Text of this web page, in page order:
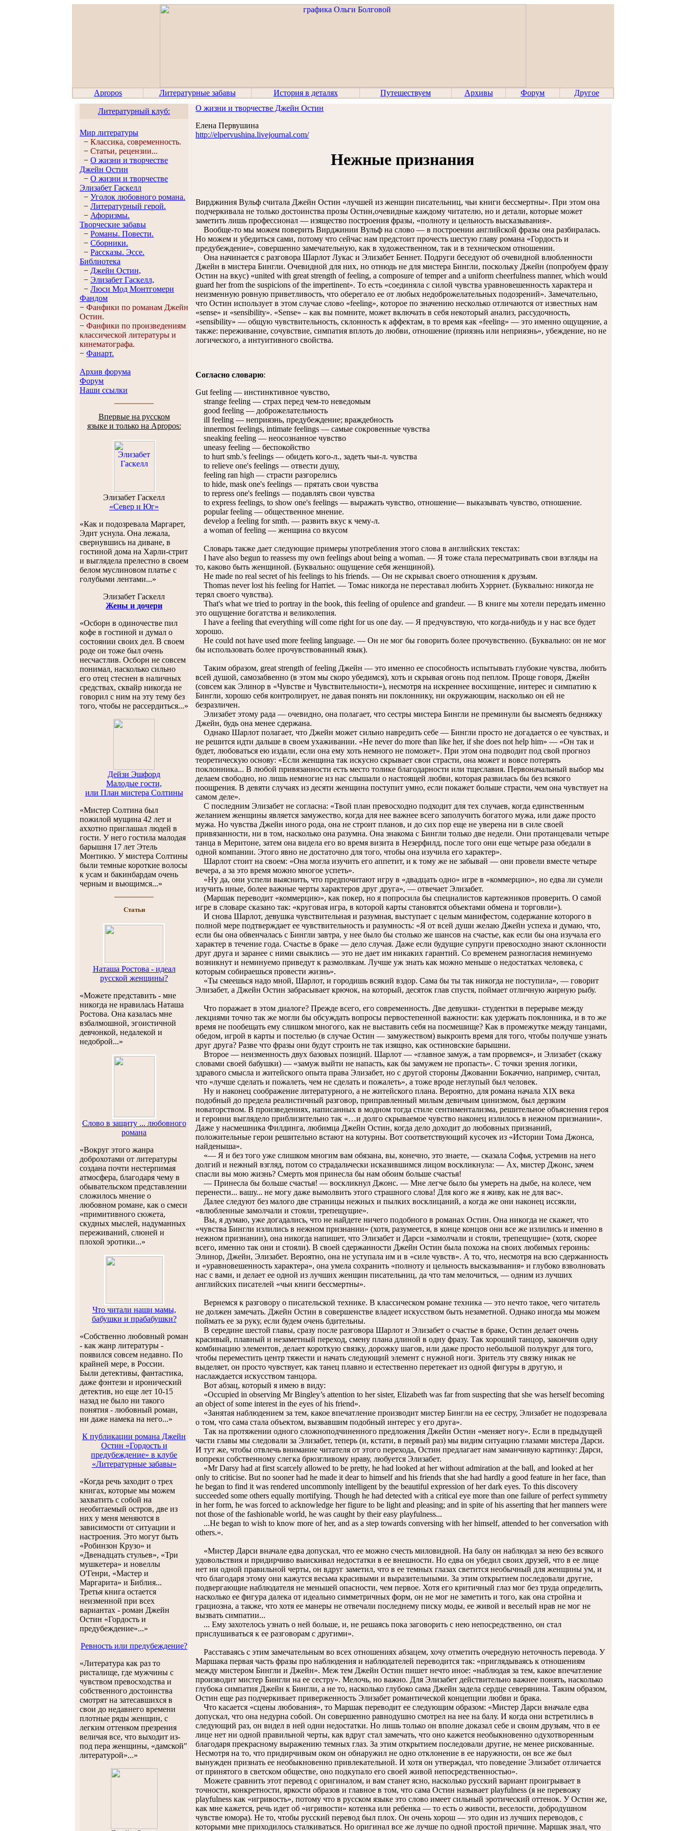
Apropos Литературные забавы История в деталях Путешествуем Архивы Форум Другое
Литературный клуб:
Мир литературы
− Классика, современность.
− Статьи, рецензии...
− О жизни и творчестве
Джейн Остин
− О жизни и творчестве
Элизабет Гaскелл
− Уголок любовного романа.
− Литературный герой.
− Афоризмы.
Творческие забавы
− Романы. Повести.
− Сборники.
− Рассказы. Эссe.
Библиотека
− Джейн Остин,
− Элизабет Гaскелл,
− Люси Мод Монтгомери
Фандом
− Фанфики по романам Джейн
Остин.
− Фанфики по произведениям
классической литературы и
кинематографа.
− Фанарт.
Архив форума
Форум
Наши ссылки
Впервые на русском
языке и только на Apropos:
Элизабет Гаскелл
«Север и Юг»
«Как и подозревала Маргарет,
Эдит уснула. Она лежала,
свернувшись на диване, в
гостиной дома на Харли-стрит
и выглядела прелестно в своем
белом муслиновом платье с
голубыми лентами...»
Элизабет Гаскелл
Жены и дочери
«Осборн в одиночестве пил
кофе в гостиной и думал о
состоянии своих дел. В своем
роде он тоже был очень
несчастлив. Осборн не совсем
понимал, насколько сильно
его отец стеснен в наличных
средствах, сквайр никогда не
говорил с ним на эту тему без
того, чтобы не рассердиться...»
Дейзи Эшфорд
Малодые гости,
или План мистера Солтины
«Мистер Солтина был
пожилой мущина 42 лет и
аххотно приглашал людей в
гости. У него гостила малодая
барышня 17 лет Этель
Монтикю. У мистера Солтины
были темные короткие волосы
к усам и бакинбардам очень
черным и вьющимся...»
Cтатьи
Наташа Ростова - идеал
русской женщины?
«Можете представить - мне
никогда не нравилась Наташа
Ростова. Она казалась мне
взбалмошной, эгоистичной
девчонкой, недалекой и
недоброй...»
Слово в защиту ... любовного
романа
«Вокруг этого жанра
доброхотами от литературы
создана почти нестерпимая
атмосфера, благодаря чему в
обывательском представлении
сложилось мнение о
любовном романе, как о смеси
«примитивного сюжета,
скудных мыслей, надуманных
переживаний, слюней и
плохой эротики...»
Что читали наши мамы,
бабушки и прабабушки?
«Собственно любовный роман
- как жанр литературы -
появился совсем недавно. По
крайней мере, в России.
Были детективы, фантастика,
даже фэнтези и иронический
детектив, но еще лет 10-15
назад не было ни такого
понятия - любовный роман,
ни даже намека на него...»
К публикации романа Джейн
Остин «Гордость и
предубеждение» в клубе
«Литературные забавы»
«Когда речь заходит о трех
книгах, которые мы можем
захватить с собой на
необитаемый остров, две из
них у меня меняются в
зависимости от ситуации и
настроения. Это могут быть
«Робинзон Крузо» и
«Двенадцать стульев», «Три
мушкетера» и новеллы
О'Генри, «Мастер и
Маргарита» и Библия...
Третья книга остается
неизменной при всех
вариантах - роман Джейн
Остин «Гордость и
предубеждение»...»
Ревность или предубеждение?
«Литература как раз то
ристалище, где мужчины с
чувством превосходства и
собственного достоинства
смотрят на затесавшихся в
свои до недавнего времени
плотные ряды женщин, с
легким оттенком презрения
величая все, что выходит из-
под пера женщины, «дамской"
литературой»...»
О жизни и творчестве Джейн Остин
Елена Первушина
http://elpervushina.livejournal.com/
Нежные признания
Вирджиния Вульф считала Джейн Остин «лучшей из женщин писательниц, чьи книги бессмертны». При этом она
подчеркивала не только достоинства прозы Остин,очевидные каждому читателю, но и детали, которые может
заметить лишь профессионал — изящество построения фразы, «полноту и цельность высказывания».
Вообще-то мы можем поверить Вирджинии Вульф на слово — в построении английской фразы она разбиралась.
Но можем и убедиться сами, потому что сейчас нам предстоит прочесть шестую главу романа «Гордость и
предубеждение», совершенно замечательную, как в художественном, так и в техническом отношении.
Она начинается с разговора Шарлот Лукас и Элизабет Беннет. Подруги беседуют об очевидной влюбленности
Джейн в мистера Бингли. Очевидной для них, но отнюдь не для мистера Бингли, поскольку Джейн (попробуем фразу
Остин на вкус) «united with great strength of feeling, a composure of temper and a uniform cheerfulness manner, which would
guard her from the suspicions of the impertinent». То есть «соединяла с силой чувства уравновешенность характера и
неизменную ровную приветливость, что оберегало ее от любых недоброжелательных подозрений». Замечательно,
что Остин использует в этом случае слово «feeling», которое по значению несколько отличаются от известных нам
«sense» и «sensibility». «Sense» – как вы помните, может включать в себя некоторый анализ, рассудочность,
«sensibility» — общую чувствительность, склонность к аффектам, в то время как «feeling» — это именно ощущение, а
также: переживание, сочувствие, симпатия вплоть до любви, отношение (приязнь или неприязнь», убеждение, но не
логического, а интуитивного свойства.
Согласно словарю:
Gut feeling — инстинктивное чувство,
strange feeling — страх перед чем-то неведомым
good feeling — доброжелательность
ill feeling — неприязнь, предубеждение; враждебность
innermost feelings, intimate feelings — самые сокровенные чувства
sneaking feeling — неосознанное чувство
uneasy feeling — беспокойство
to hurt smb.'s feelings — обидеть кого-л., задеть чьи-л. чувства
to relieve one's feelings — отвести душу,
feeling ran high — страсти разгорелись
to hide, mask one's feelings — прятать свои чувства
to repress one's feelings — подавлять свои чувства
to express feelings, to show one's feelings — выражать чувство, отношение— выказывать чувство, отношение.
popular feeling — общественное мнение.
develop a feeling for smth. — развить вкус к чему-л.
а woman of feeling — женщина со вкусом
Словарь также дает следующие примеры употребления этого слова в английских текстах:
I have also begun to reassess my own feelings about being a woman. — Я тоже стала пересматривать свои взгляды на
то, каково быть женщиной. (Буквально: ощущение себя женщиной).
He made no real secret of his feelings to his friends. — Он не скрывал своего отношения к друзьям.
Thomas never lost his feeling for Harriet. — Томас никогда не переставал любить Хэрриет. (Буквально: никогда не
терял своего чувства).
That's what we tried to portray in the book, this feeling of opulence and grandeur. — В книге мы хотели передать именно
это ощущение богатства и великолепия.
I have a feeling that everything will come right for us one day. — Я предчувствую, что когда-нибудь и у нас все будет
хорошо.
He could not have used more feeling language. — Он не мог бы говорить более прочувственно. (Буквально: он не мог
бы использовать более прочувствованный язык).
Таким образом, great strength of feeling Джейн — это именно ее способность испытывать глубокие чувства, любить
всей душой, самозабвенно (в этом мы скоро убедимся), хоть и скрывая огонь под пеплом. Проще говоря, Джейн
(совсем как Элинор в «Чувстве и Чувствительности»), несмотря на искреннее восхищение, интерес и симпатию к
Бингли, хорошо себя контролирует, не давая понять ни поклоннику, ни окружающим, насколько он ей не
безразличен.
Элизабет этому рада — очевидно, она полагает, что сестры мистера Бингли не преминули бы высмеять бедняжку
Джейн, будь она менее сдержана.
Однако Шарлот полагает, что Джейн может сильно навредить себе — Бингли просто не догадается о ее чувствах, и
не решится идти дальше в своем ухаживании. «He never do more than like her, if she does not help him» — «Он так и
будет, любоваться ею издали, если она ему хоть немного не поможет». При этом она подводит под свой прогноз
теоретическую основу: «Если женщина так искусно скрывает свои страсти, она может и вовсе потерять
поклонника... В любой привязанности есть место толике благодарности или тщеславия. Первоначальный выбор мы
делаем свободно, но лишь немногие из нас слышали о настоящей любви, которая развилась бы без всякого
поощрения. В девяти случаях из десяти женщина поступит умно, если покажет больше страсти, чем она чувствует на
самом деле».
С последним Элизабет не согласна: «Твой план превосходно подходит для тех случаев, когда единственным
желанием женщины является замужество, когда для нее важнее всего заполучить богатого мужа, или даже просто
мужа. Но чувства Джейн иного рода, она не строит планов, и до сих пор еще не уверена ни в силе своей
привязанности, ни в том, насколько она разумна. Она знакома с Бингли только две недели. Они протанцевали четыре
танца в Меритоне, затем она видела его во время визита в Незерфилд, после того они еще четыре раза обедали в
одной компании. Этого явно не достаточно для того, чтобы она изучила его характер».
Шарлот стоит на своем: «Она могла изучить его аппетит, и к тому же не забывай — они провели вместе четыре
вечера, а за это время можно многое успеть».
«Ну да, они успели выяснить, что предпочитают игру в «двадцать одно» игре в «коммерцию», но едва ли сумели
изучить иные, более важные черты характеров друг друга», — отвечает Элизабет.
(Маршак переводит «коммерцию», как покер, но я попросила бы специалистов картежников проверить. О самой
игре в словаре сказано так: «круговая игра, в которой карты становятся объектами обмена и торговли»).
И снова Шарлот, девушка чувствительная и разумная, выступает с целым манифестом, содержание которого в
полной мере подтверждает ее чувствительность и разумность: «Я от всей души желаю Джейн успеха и думаю, что,
если бы она обвенчалась с Бингли завтра, у нее было бы столько же шансов на счастье, как если бы она изучала его
характер в течение года. Счастье в браке — дело случая. Даже если будущие супруги превосходно знают склонности
друг друга и заранее с ними свыклись — это не дает им никаких гарантий. Со временем разногласия неминуемо
возникнут и неминуемо приведут к размолвкам. Лучше уж знать как можно меньше о недостатках человека, с
которым собираешься провести жизнь».
«Ты смеешься надо мной, Шарлот, и городишь всякий вздор. Сама бы ты так никогда не поступила», — говорит
Элизабет, а Джейн Остин забрасывает крючок, на который, десяток глав спустя, поймает отличную жирную рыбу.
Что поражает в этом диалоге? Прежде всего, его современность. Две девушки- студентки в перерыве между
лекциями точно так же могли бы обсуждать вопросы первостепенной важности: как удержать поклонника, и в то же
время не пообещать ему слишком многого, как не выставить себя на посмешище? Как в промежутке между танцами,
обедом, игрой в карты и постелью (в случае Остин — замужеством) выкроить время для того, чтобы получше узнать
друг друга? Разве что фразы они будут строить не так изящно, как остиновские барышни.
Второе — неизменность двух базовых позиций. Шарлот — «главное замуж, а там прорвемся», и Элизабет (скажу
словами своей бабушки) — «замуж выйти не напасть, как бы замужем не пропасть». С точки зрения логики,
здравого смысла и житейского опыта права Элизабет, но с другой стороны Джованни Бокаччио, например, считал,
что «лучше сделать и пожалеть, чем не сделать и пожалеть», а тоже вроде неглупый был человек.
Ну и наконец соображение литературного, а не житейского плана. Вероятно, для романа начала XIX века
подобный до предела реалистичный разговор, приправленный милым девичьим цинизмом, был дерзким
новаторством. В произведениях, написанных в модном тогда стиле сентиментализма, решительное объяснения героя
и героини выглядело приблизительно так «…и долго скрываемое чувство наконец излилось в нежном признании».
Даже у насмешника Филдинга, любимца Джейн Остин, когда дело доходит до любовных признаний,
положительные герои решительно встают на котурны. Вот соответствующий кусочек из «Истории Тома Джонса,
найденыша».
«— Я и без того уже слишком многим вам обязана, вы, конечно, это знаете, — сказала Софья, устремив на него
долгий и нежный взгляд, потом со страдальчески исказившимся лицом воскликнула: — Ах, мистер Джонс, зачем
спасли вы мою жизнь? Смерть моя принесла бы нам обоим больше счастья!
— Принесла бы больше счастья! — воскликнул Джонс. — Мне легче было бы умереть на дыбе, на колесе, чем
перенести... вашу... не могу даже вымолвить этого страшного слова! Для кого же я живу, как не для вас».
Далее следуют без малого две страницы нежных и пылких восклицаний, а когда же они наконец иссякли,
«влюбленные замолчали и стояли, трепещущие».
Вы, я думаю, уже догадались, что не найдете ничего подобного в романах Остин. Она никогда не скажет, что
«чувства Бингли излились в нежном признании» (хотя, разумеется, в конце концов они все же излились и именно в
нежном признании), она никогда напишет, что Элизабет и Дарси «замолчали и стояли, трепещущие» (хотя, скорее
всего, именно так они и стояли). В своей сдержанности Джейн Остин была похожа на своих любимых героинь:
Элинор, Джейн, Элизабет. Вероятно, она не уступала им и в «силе чувств». А то, что, несмотря на всю сдержанность
и «уравновешенность характера», она умела сохранить «полноту и цельность высказывания» и глубоко взволновать
нас с вами, и делает ее одной из лучших женщин писательниц, да что там мелочиться, — одним из лучших
английских писателей «чьи книги бессмертны».
Вернемся к разговору о писательской технике. В классическом романе техника — это нечто такое, чего читатель
не должен замечать. Джейн Остин в совершенстве владеет искусством быть незаметной. Однако иногда мы можем
поймать ее за руку, если будем очень бдительны.
В середине шестой главы, сразу после разговора Шарлот и Элизабет о счастье в браке, Остин делает очень
красивый, плавный и незаметный переход, смену плана длиной в одну фразу. Так хороший танцор, закончив одну
комбинацию элементов, делает короткую связку, дорожку шагов, или даже просто небольшой полукруг для того,
чтобы переместить центр тяжести и начать следующий элемент с нужной ноги. Зритель эту связку никак не
выделяет, он просто чувствует, как танец плавно и естественно перетекает из одной фигуры в другую, и
наслаждается искусством танцора.
Вот абзац, который я имею в виду:
«Occupied in observing Mr Bingley’s attention to her sister, Elizabeth was far from suspecting that she was herself becoming
an object of some interest in the eyes of his friend».
«Занятая наблюдением за тем, какое впечатление производит мистер Бингли на ее сестру, Элизабет не подозревала
о том, что сама стала объектом, вызвавшим подобный интерес у его друга».
Так на протяжении одного сложноподчиненного предложения Джейн Остин «меняет ногу». Если в предыдущей
части главы мы следовали за Элизабет, теперь (и, кстати, в первый раз) мы видим ситуацию глазами мистера Дарси.
И тут же, чтобы отвлечь внимание читателя от этого перехода, Остин предлагает нам заманчивую картинку: Дарси,
вопреки собственному слегка брюзгливому нраву, любуется Элизабет.
«Mr Darsy had at first scarcely allowed to be pretty, he had looked at her without admiration at the ball, and looked at her
only to criticise. But no sooner had he made it dear to himself and his friends that she had hardly a good feature in her face, than
he began to find it was rendered uncommonly intelligent by the beautiful expression of her dark eyes. To this discovery
succeeded some others equally mortifying. Though he had detected with a critical eye more than one failure of perfect symmetry
in her form, he was forced to acknowledge her figure to be light and pleasing; and in spite of his asserting that her manners were
not those of the fashionable world, he was caught by their easy playfulness...
...He began to wish to know more of her, and as a step towards conversing with her himself, attended to her conversation with
others.».
«Мистер Дарси вначале едва допускал, что ее можно счесть миловидной. На балу он наблюдал за нею без всякого
удовольствия и придирчиво выискивал недостатки в ее внешности. Но едва он убедил своих друзей, что в ее лице
нет ни одной правильной черты, он вдруг заметил, что в ее темных глазах светится необычный для женщины ум, и
что благодаря этому они кажутся весьма красивыми и выразительными. За этим открытием последовали другие,
подвергающие наблюдателя не меньшей опасности, чем первое. Хотя его критичный глаз мог без труда определить,
насколько ее фигура далека от идеально симметричных форм, он не мог не заметить и того, как она стройна и
грациозна, а также, что хотя ее манеры не отвечали последнему писку моды, ее живой и веселый нрав не мог не
вызвать симпатии...
... Ему захотелось узнать о ней больше, и, не решаясь пока заговорить с нею непосредственно, он стал
прислушиваться к ее разговорам с другими».
Расставаясь с этим замечательным во всех отношениях абзацем, хочу отметить очередную неточность перевода. У
Маршака первая часть фразы про наблюдения и наблюдателей переводится так: «приглядываясь к отношениям
между мистером Бингли и Джейн». Меж тем Джейн Остин пишет нечто иное: «наблюдая за тем, какое впечатление
производит мистер Бингли на ее сестру». Мелочь, но важно. Для Элизабет действительно важнее понять, насколько
глубока симпатия Джейн к Бингли, а не то, насколько глубоко сама Джейн задела сердце северянина. Таким образом,
Остин еще раз подчеркивает приверженность Элизабет романтической концепции любви и брака.
Что касается «сцены любования», то Маршак переводит ее следующим образом: «Мистер Дарси вначале едва
допускал, что она недурна собой. Он совершенно равнодушно смотрел на нее на балу. И когда они встретились в
следующий раз, он видел в ней одни недостатки. Но лишь только он вполне доказал себе и своим друзьям, что в ее
лице нет ни одной правильной черты, как вдруг стал замечать, что оно кажется необыкновенно одухотворенным
благодаря прекрасному выражению темных глаз. За этим открытием последовали другие, не менее рискованные.
Несмотря на то, что придирчивым оком он обнаружил не одно отклонение в ее наружности, он все же был
вынужден признать ее необыкновенно привлекательной. И хотя он утверждал, что поведение Элизабет отличается
от принятого в светском обществе, оно подкупало его своей живой непосредственностью».
Можете сравнить этот перевод с оригиналом, и вам станет ясно, насколько русский вариант проигрывает в
точности, конкретности, яркости образов и главное в том, что сама Остин называет playfulness (я не перевожу
playfulness как «игривость», потому что в русском языке это слово имеет сильный эротический оттенок. У Остин же,
как мне кажется, речь идет об «игривости» котенка или ребенка — то есть о живости, веселости, добродушном
чувстве юмора). Не то, чтобы русский перевод был плох. Он очень хорош — это один из лучших переводов, с
которыми мне приходилось сталкиваться. Но оригинал все же лучше по одной простой причине. Маршак знал, что